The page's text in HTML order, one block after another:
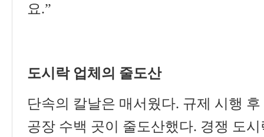
요.”
도시락 업체의 줄도산
단속의 칼날은 매서웠다. 규제 시행
공장 수백 곳이 줄도산했다. 경쟁 도